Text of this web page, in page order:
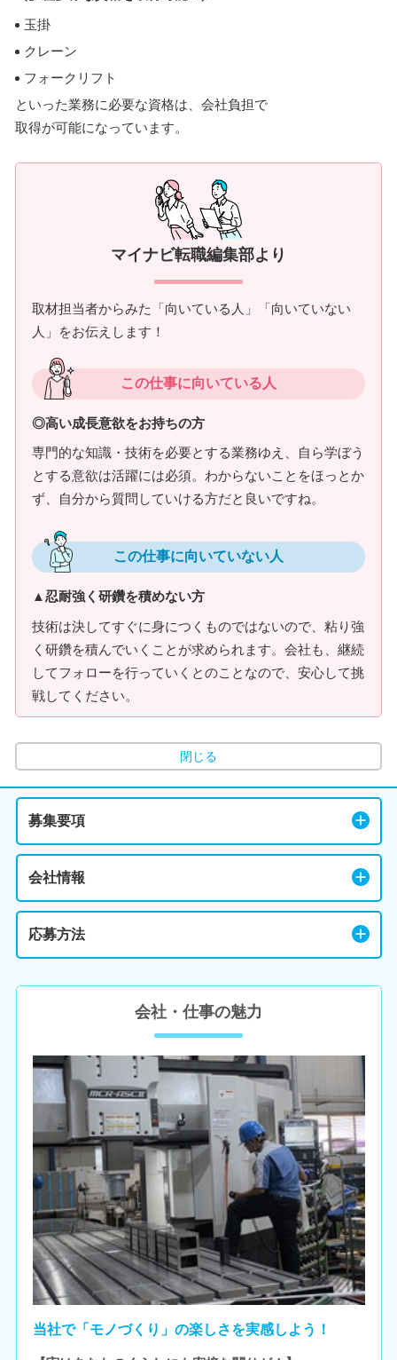
玉掛
クレーン
フォークリフト
といった業務に必要な資格は、会社負担で
取得が可能になっています。
マイナビ転職編集部より
取材担当者からみた「向いている人」「向いていない
人」をお伝えします！
この仕事に向いている人
◎高い成長意欲をお持ちの方
専門的な知識・技術を必要とする業務ゆえ、自ら学ぼう
とする意欲は活躍には必須。わからないことをほっとか
ず、自分から質問していける方だと良いですね。
この仕事に向いていない人
▲忍耐強く研鑽を積めない方
技術は決してすぐに身につくものではないので、粘り強
く研鑽を積んでいくことが求められます。会社も、継続
してフォローを行っていくとのことなので、安心して挑
戦してください。
閉じる
募集要項
会社情報
応募方法
会社・仕事の魅力
当社で「モノづくり」の楽しさを実感しよう！